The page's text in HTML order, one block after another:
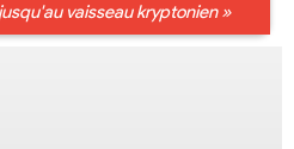
vaisseau kryptonien »